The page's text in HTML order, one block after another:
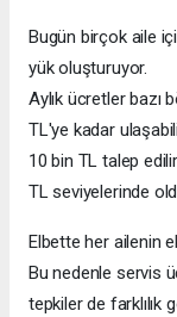
Bugün birçok aile
yük oluşturuyor.
Aylık ücretler bazı
TL'ye kadar
10 bin TL talep
TL seviyelerinde
Elbette her ailenin
Bu nedenle servis
tepkiler de farklılık